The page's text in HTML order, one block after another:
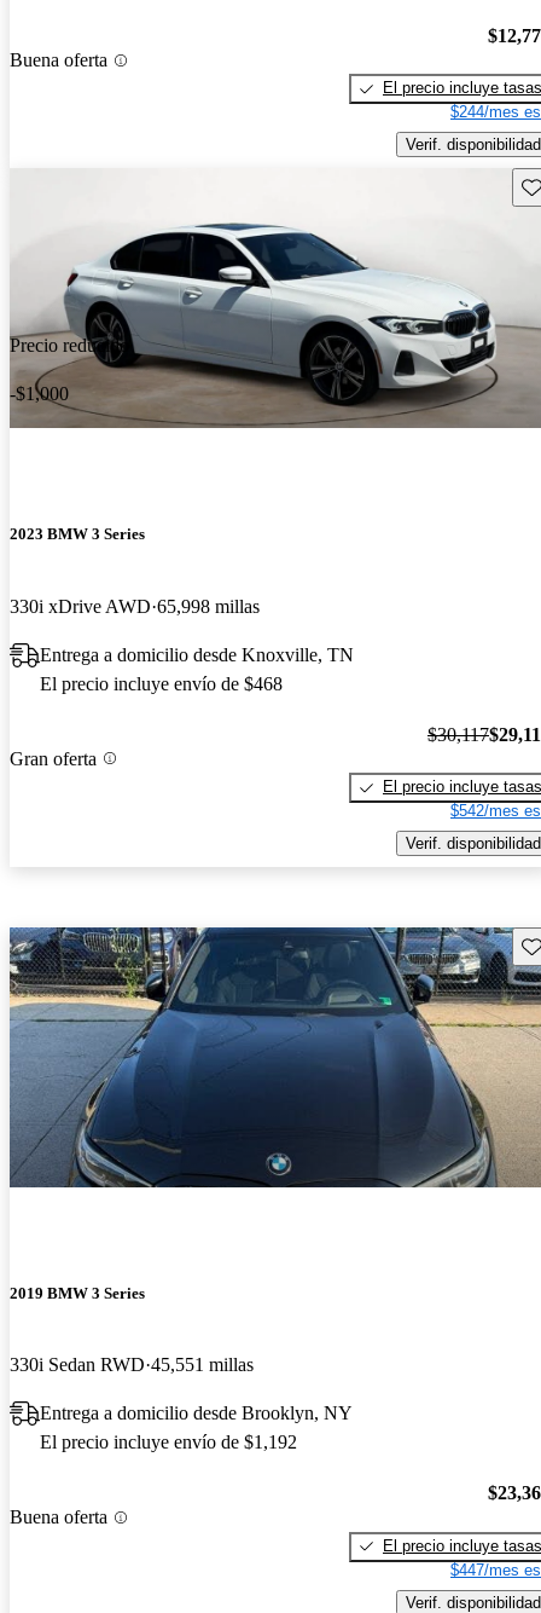
Buena oferta
El precio incluye tasas
$244/mes
Verif. disponibilidad
Precio reducido
-$1,000
2023 BMW 3 Series
330i xDrive AWD 65,998 millas
Entrega a domicilio desde Knoxville, TN
El precio incluye envío de $468
Gran oferta
$30,117
El precio incluye tasas
$542/mes
Verif. disponibilidad
2019 BMW 3 Series
330i Sedan RWD 45,551 millas
Entrega a domicilio desde Brooklyn, NY
El precio incluye envío de $1,192
Buena oferta
El precio incluye tasas
$447/mes
Verif. disponibilidad